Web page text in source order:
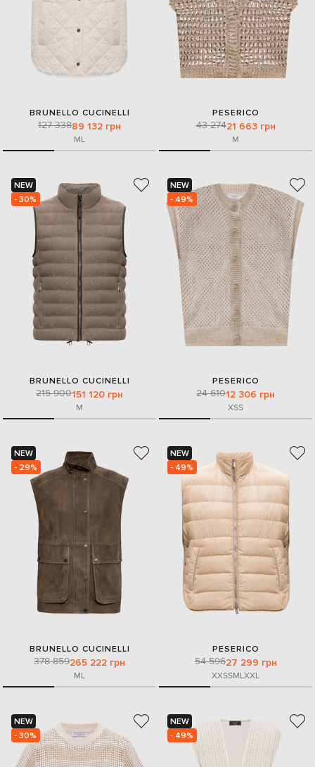
BRUNELLO CUCINELLI
127 33889 132 грн
ML
PESERICO
43 27421 663 грн
M
NEW
- 30%
BRUNELLO CUCINELLI
215 900151 120 грн
M
NEW
- 49%
PESERICO
24 61012 306 грн
XSS
NEW
- 29%
BRUNELLO CUCINELLI
378 859265 222 грн
ML
NEW
- 49%
PESERICO
54 59627 299 грн
XXSSMLXXL
NEW
- 30%
NEW
- 49%